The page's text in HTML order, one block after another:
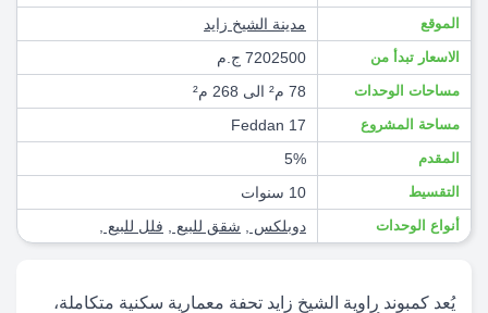
الموقع مدينة الشيخ زايد
الاسعار تبدأ من 7202500 ج.م
مساحات الوحدات 78 م² الى 268 م²
مساحة المشروع 17 Feddan
المقدم 5%
التقسيط 10 سنوات
أنواع الوحدات دوبلكس شقق للبيع فلل للبيع
يُعد كمبوند راوية الشيخ زايد تحفة معمارية سكنية متكاملة،